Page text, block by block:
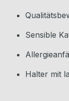
Sensible
Halter mit